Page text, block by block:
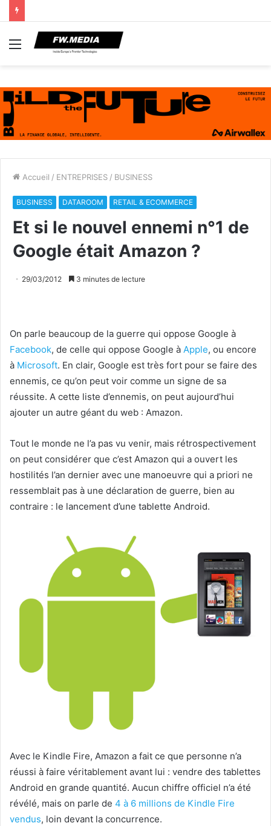
Menu
Accueil / ENTREPRISES / BUSINESS
BUSINESS DATAROOM RETAIL & ECOMMERCE
Et si le nouvel ennemi n°1 de
Google était Amazon ?
29/03/2012 3 minutes de lecture
On parle beaucoup de la guerre qui oppose Google à
Facebook, de celle qui oppose Google à Apple, ou encore
à Microsoft. En clair, Google est très fort pour se faire des
ennemis, ce qu’on peut voir comme un signe de sa
réussite. A cette liste d’ennemis, on peut aujourd’hui
ajouter un autre géant du web : Amazon.
Tout le monde ne l’a pas vu venir, mais rétrospectivement
on peut considérer que c’est Amazon qui a ouvert les
hostilités l’an dernier avec une manoeuvre qui a priori ne
ressemblait pas à une déclaration de guerre, bien au
contraire : le lancement d’une tablette Android.
Avec le Kindle Fire, Amazon a fait ce que personne n’a
réussi à faire véritablement avant lui : vendre des tablettes
Android en grande quantité. Aucun chiffre officiel n’a été
révélé, mais on parle de 4 à 6 millions de Kindle Fire
vendus, loin devant la concurrence.